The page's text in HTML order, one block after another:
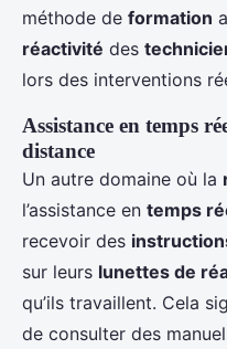
méthode de formation
réactivité des
lors des interventions
Assistance en temps
distance
Un autre domaine où la
l’assistance en temps
recevoir des
sur leurs lunettes de
qu’ils travaillent. Cela
de consulter des